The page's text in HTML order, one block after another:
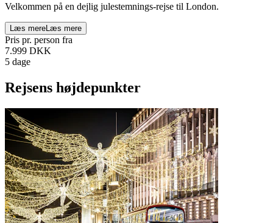
Velkommen på en dejlig julestemnings-rejse til London.
Læs mereLæs mere
Pris pr. person fra
7.999 DKK
5 dage
Rejsens højdepunkter